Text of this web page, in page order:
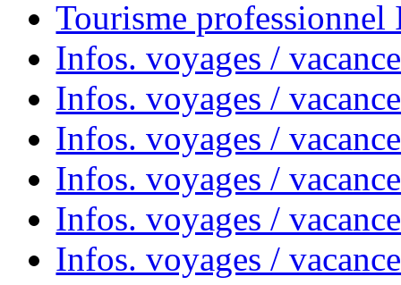
Tourisme
Infos. voyages /
Infos. voyages /
Infos. voyages /
Infos. voyages /
Infos. voyages /
Infos. voyages /